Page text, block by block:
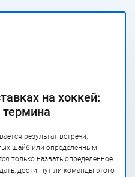
на хоккей:
результат встречи,
шайб или определенным
только назвать определенное
достигнут ли команды этого